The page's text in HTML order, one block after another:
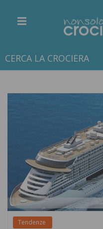
CERCA LA CROCIERA
Tendenze